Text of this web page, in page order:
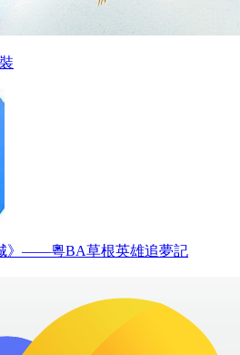
》——粵BA草根英雄追夢記